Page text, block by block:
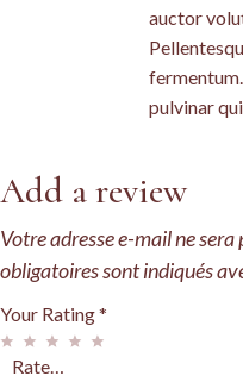
auctor
pulvinar
Add a review
Votre adresse e-mail ne sera
obligatoires sont indiqués
Your Rating*